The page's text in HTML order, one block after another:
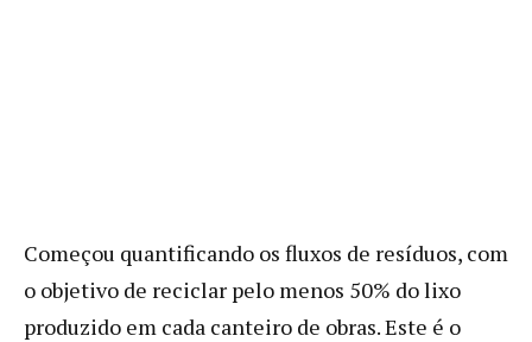
Começou quantificando os fluxos de resíduos, com
o objetivo de reciclar pelo menos 50% do lixo
produzido em cada canteiro de obras. Este é o